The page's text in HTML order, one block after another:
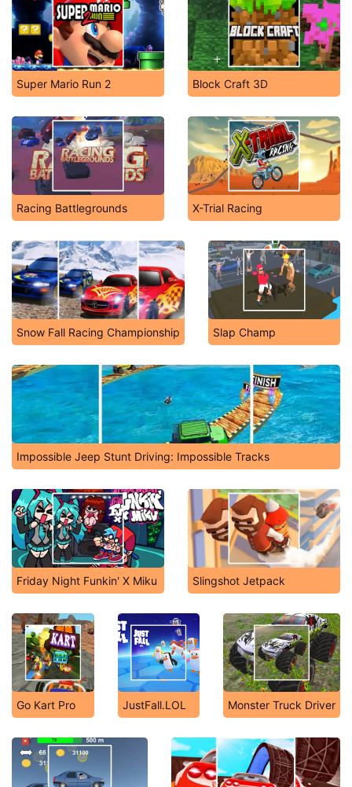
Super Mario Run 2 Block Craft 3D
Racing Battlegrounds X-Trial Racing
Snow Fall Racing Championship Slap Champ
Impossible Jeep Stunt Driving: Impossible Tracks
Friday Night Funkin' X Miku Slingshot Jetpack
Go Kart Pro JustFall.LOL Monster Truck Driver